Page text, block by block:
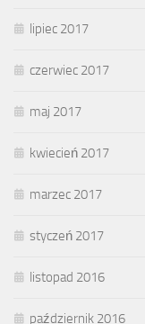
lipiec 2017
czerwiec 2017
maj 2017
kwiecień 2017
marzec 2017
styczeń 2017
listopad 2016
październik 2016